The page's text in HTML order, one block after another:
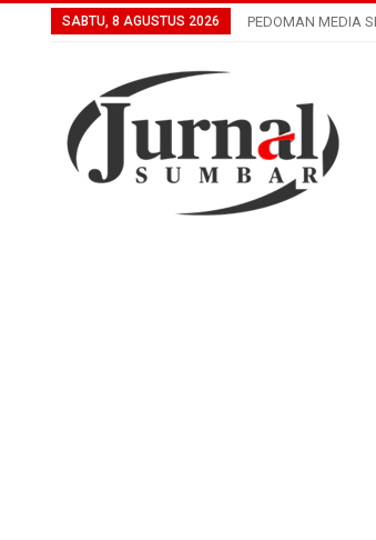
SABTU, 8 AGUSTUS 2026 PEDOMAN MEDIA